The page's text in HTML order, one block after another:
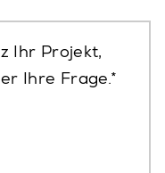
Ihr Projekt,
Ihre Frage.